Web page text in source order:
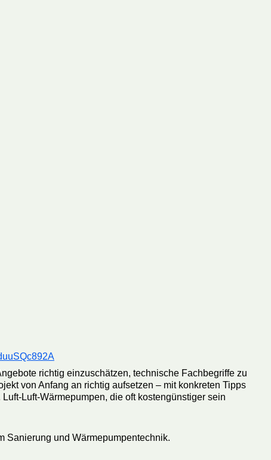
richtig einzuschätzen, technische Fachbegriffe zu
von Anfang an richtig aufsetzen – mit konkreten Tipps
Luft-Wärmepumpen, die oft kostengünstiger sein
Sanierung und Wärmepumpentechnik.